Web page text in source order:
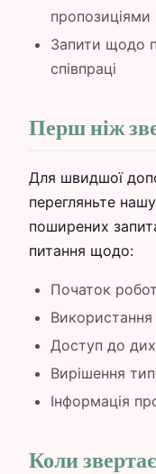
пропозиціями
Запити щодо
співпраці
Перш ніж
Для швидшої
перегляньте
поширених
питання щодо:
Початок
Використання
Доступ до
Вирішення
Інформація
Коли